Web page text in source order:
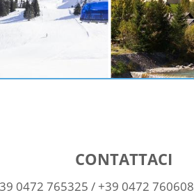
CONTATTACI
0472 765325 / +39 0472 760608